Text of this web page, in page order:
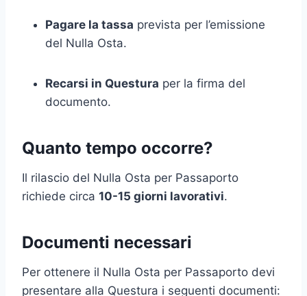
Pagare la tassa prevista per l’emissione
del Nulla Osta.
Recarsi in Questura per la firma del
documento.
Quanto tempo occorre?
Il rilascio del Nulla Osta per Passaporto
richiede circa 10-15 giorni lavorativi.
Documenti necessari
Per ottenere il Nulla Osta per Passaporto devi
presentare alla Questura i seguenti documenti: